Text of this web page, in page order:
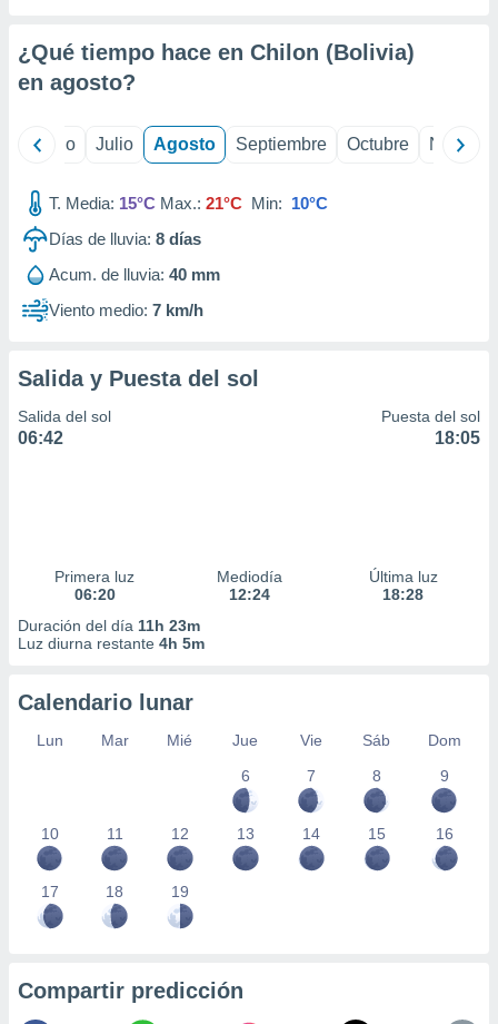
de
¿Qué tiempo hace en Chilon (Bolivia)
en agosto?
Junio Julio Agosto Septiembre Octubre
T. Media: 15°C Max.: 21°C Min: 10°C
Días de lluvia: 8 días
Acum. de lluvia: 40 mm
Viento medio: 7 km/h
Salida y Puesta del sol
Salida del sol
06:42
Puesta del sol
18:05
Primera luz
06:20
Mediodía
12:24
Última luz
18:28
Duración del día 11h 23m
Luz diurna restante 4h 5m
Calendario lunar
Lun Mar Mié Jue Vie Sáb
Dom
6
7 8 9
10 11 12 13 14 15 16
17 18 19
Compartir predicción